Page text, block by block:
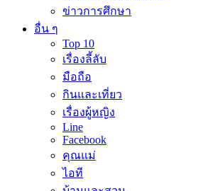
ข่าวการศึกษา
อื่น ๆ
Top 10
เรื่องลี้ลับ
มือถือ
กินและเที่ยว
เรื่องผู้หญิง
Line
Facebook
คุณแม่
ไอที